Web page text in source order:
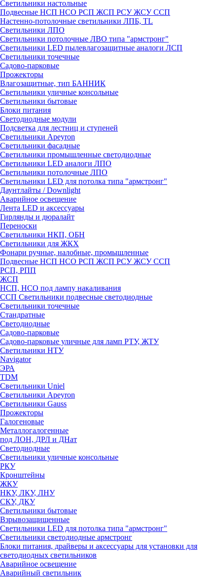
Светильники настольные
Подвесные НСП НСО РСП ЖСП РСУ ЖСУ ССП
Настенно-потолочные светильники ЛПБ, TL
Светильники ЛПО
Светильники потолочные ЛВО типа "армстронг"
Светильники LED пылевлагозащитные аналоги ЛСП
Светильники точечные
Садово-парковые
Прожекторы
Влагозащитные, тип БАННИК
Светильники уличные консольные
Светильники бытовые
Блоки питания
Светодиодные модули
Подсветка для лестниц и ступеней
Светильники Apeyron
Светильники фасадные
Светильники промышленные светодиодные
Светильники LED аналоги ЛПО
Светильники потолочные ЛПО
Светильники LED для потолка типа "армстронг"
Даунтлайты / Downlight
Аварийное освещение
Лента LED и аксессуары
Гирлянды и дюралайт
Переноски
Светильники НКП, ОБН
Светильники для ЖКХ
Фонари ручные, налобные, промышленные
Подвесные НСП НСО РСП ЖСП РСУ ЖСУ ССП
РСП, РПП
ЖСП
НСП, НСО под лампу накаливания
ССП Светильники подвесные светодиодные
Светильники точечные
Стандратные
Светодиодные
Садово-парковые
Садово-парковые уличные для ламп РТУ, ЖТУ
Светильники НТУ
Navigator
ЭРА
TDM
Светильники Uniel
Светильники Apeyron
Светильники Gauss
Прожекторы
Галогеновые
Металлогалогенные
под ЛОН, ДРЛ и ДНат
Светодиодные
Светильники уличные консольные
РКУ
Кронштейны
ЖКУ
НКУ, ЛКУ, ЛНУ
СКУ, ДКУ
Светильники бытовые
Взрывозащищенные
Светильники LED для потолка типа "армстронг"
Светильники светодиодные армстронг
Блоки питания, драйверы и аксессуары для установки для
светодиодных светильников
Аварийное освещение
Аварийный светильник